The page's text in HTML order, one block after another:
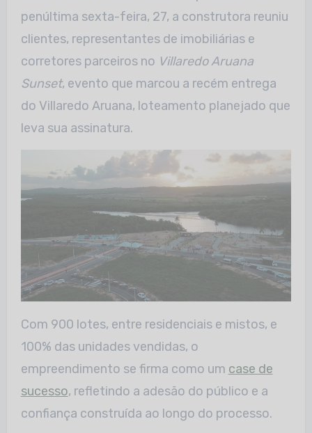
penúltima sexta-feira, 27, a construtora reuniu
clientes, representantes de imobiliárias e
corretores parceiros no Villaredo Aruana
Sunset, evento que marcou a recém entrega
do Villaredo Aruana, loteamento planejado que
leva sua assinatura.
Com 900 lotes, entre residenciais e mistos, e
100% das unidades vendidas, o
empreendimento se firma como um case de
sucesso, refletindo a adesão do público e a
confiança construída ao longo do processo.